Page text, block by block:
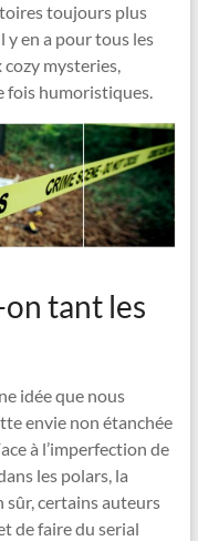
toujours plus
y en a pour tous les
cozy mysteries,
fois humoristiques.
tant les
idée que nous
envie non étanchée
à l’imperfection de
les polars, la
certains auteurs
de faire du serial